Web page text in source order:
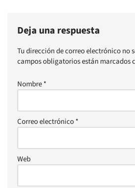
Deja una respuesta
Tu dirección de correo electrónico no
campos obligatorios están marcados
Nombre*
Correo electrónico*
Web